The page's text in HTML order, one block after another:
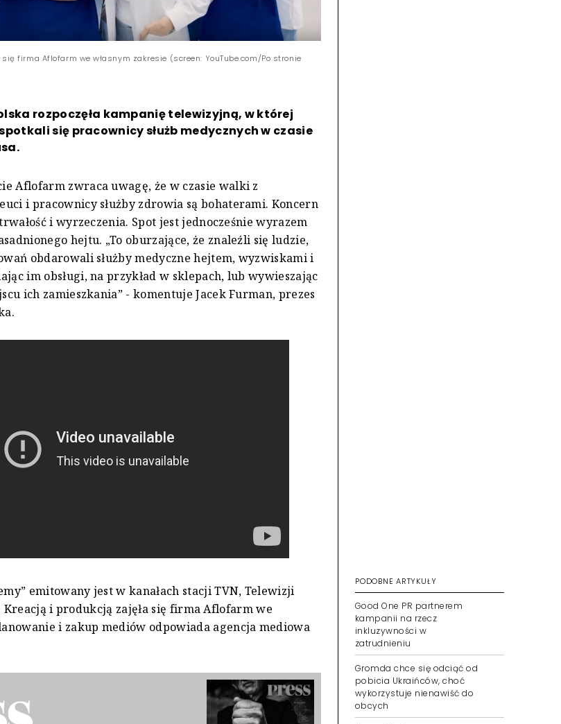
firma Aflofarm we własnym zakresie (screen: YouTube.com/Po stronie
rozpoczęła kampanię telewizyjną, w której
się pracownicy służb medycznych w czasie
Aflofarm zwraca uwagę, że w czasie walki z
i pracownicy służby zdrowia są bohaterami. Koncern
i wyrzeczenia. Spot jest jednocześnie wyrazem
hejtu. „To oburzające, że znaleźli się ludzie,
obdarowali służby medyczne hejtem, wyzwiskami i
im obsługi, na przykład w sklepach, lub wywieszając
ich zamieszkania” - komentuje Jacek Furman, prezes
emitowany jest w kanałach stacji TVN, Telewizji
i produkcją zajęła się firma Aflofarm we
i zakup mediów odpowiada agencja mediowa
PODOBNE ARTYKUŁY
Good One PR partnerem
kampanii na rzecz
inkluzywności w
zatrudnieniu
Gromda chce się odciąć od
pobicia Ukraińców, choć
wykorzystuje nienawiść do
obcych